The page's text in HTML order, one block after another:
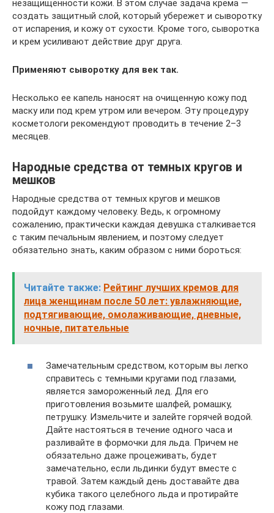
незащищенности кожи. В этом случае задача крема —
создать защитный слой, который убережет и сыворотку
от испарения, и кожу от сухости. Кроме того, сыворотка
и крем усиливают действие друг друга.
Применяют сыворотку для век так.
Несколько ее капель наносят на очищенную кожу под
маску или под крем утром или вечером. Эту процедуру
косметологи рекомендуют проводить в течение 2–3
месяцев.
Народные средства от темных кругов и
мешков
Народные средства от темных кругов и мешков
подойдут каждому человеку. Ведь, к огромному
сожалению, практически каждая девушка сталкивается
с таким печальным явлением, и поэтому следует
обязательно знать, каким образом с ними бороться:
Читайте также: Рейтинг лучших кремов для
лица женщинам после 50 лет: увлажняющие,
подтягивающие, омолаживающие, дневные,
ночные, питательные
Замечательным средством, которым вы легко
справитесь с темными кругами под глазами,
является замороженный лед. Для его
приготовления возьмите шалфей, ромашку,
петрушку. Измельчите и залейте горячей водой.
Дайте настояться в течение одного часа и
разливайте в формочки для льда. Причем не
обязательно даже процеживать, будет
замечательно, если льдинки будут вместе с
травой. Затем каждый день доставайте два
кубика такого целебного льда и протирайте
кожу под глазами.